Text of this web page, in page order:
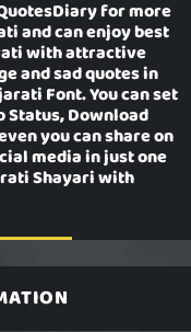
for more
and can enjoy best
with attractive
and sad quotes in
Font. You can set
Status, Download
you can share on
media in just one
Shayari with